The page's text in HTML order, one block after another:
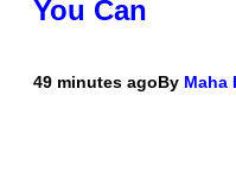
You Can
49 minutes agoBy Maha